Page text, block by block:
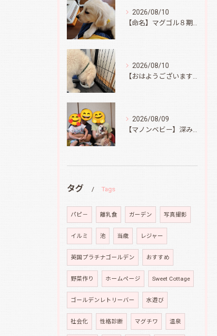
2026/08/10
2026/08/10
2026/08/09
タグ Tags
パピ－ 離乳食 ガーデン 写真撮影
イルミ 池 当歳 レジャー
英国プラチナゴールデン おすすめ
野菜作り ホームページ Sweet Cottage
ゴールデンレトリーバー 水遊び
社会化 性格診断 マグチワ 温泉